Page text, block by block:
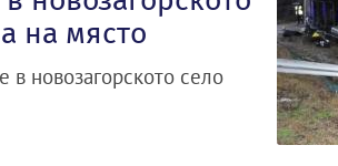
на място
в новозагорското село